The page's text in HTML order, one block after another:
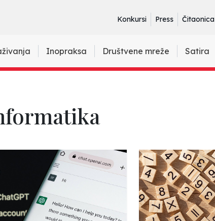
Konkursi Press Čitaonica
Inopraksa Društvene mreže Satira